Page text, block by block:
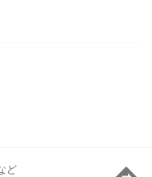
ど